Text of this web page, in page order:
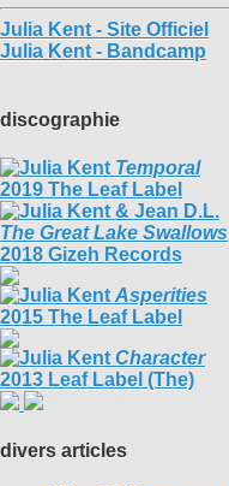
Julia Kent - Site Officiel
Julia Kent - Bandcamp
discographie
Temporal
2019 The Leaf Label
The Great Lake Swallows
2018 Gizeh Records
Asperities
2015 The Leaf Label
Character
2013 Leaf Label (The)
divers articles